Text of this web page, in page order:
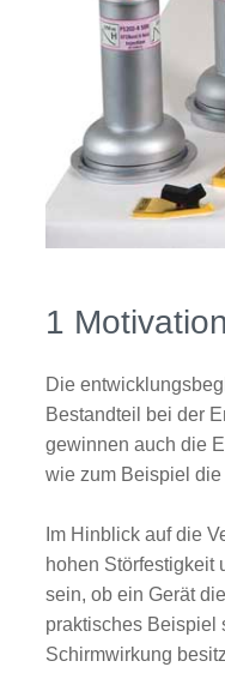
1 Motivation
Die
Bestandteil bei der
gewinnen auch die
wie zum Beispiel
Im Hinblick auf die
hohen Störfestigkeit
sein, ob ein Gerät
praktisches Beispiel
Schirmwirkung